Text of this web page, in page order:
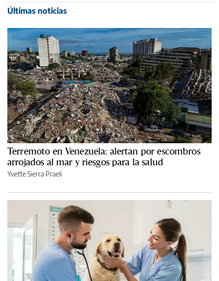
Últimas noticias
Terremoto en Venezuela: alertan por escombros
arrojados al mar y riesgos para la salud
Yvette Sierra Praeli